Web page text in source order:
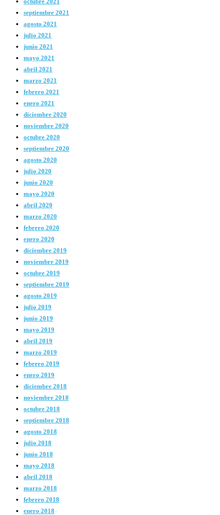
septiembre 2021
agosto 2021
julio 2021
junio 2021
mayo 2021
abril 2021
marzo 2021
febrero 2021
enero 2021
diciembre 2020
noviembre 2020
octubre 2020
septiembre 2020
agosto 2020
julio 2020
junio 2020
mayo 2020
abril 2020
marzo 2020
febrero 2020
enero 2020
diciembre 2019
noviembre 2019
octubre 2019
septiembre 2019
agosto 2019
julio 2019
junio 2019
mayo 2019
abril 2019
marzo 2019
febrero 2019
enero 2019
diciembre 2018
noviembre 2018
octubre 2018
septiembre 2018
agosto 2018
julio 2018
junio 2018
mayo 2018
abril 2018
marzo 2018
febrero 2018
enero 2018